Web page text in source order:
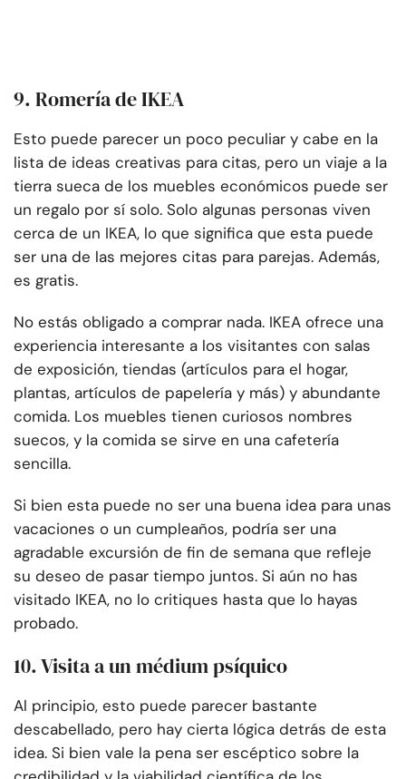
9. Romería de IKEA
Esto puede parecer un poco peculiar y cabe en la
lista de ideas creativas para citas, pero un viaje a la
tierra sueca de los muebles económicos puede ser
un regalo por sí solo. Solo algunas personas viven
cerca de un IKEA, lo que significa que esta puede
ser una de las mejores citas para parejas. Además,
es gratis.
No estás obligado a comprar nada. IKEA ofrece una
experiencia interesante a los visitantes con salas
de exposición, tiendas (artículos para el hogar,
plantas, artículos de papelería y más) y abundante
comida. Los muebles tienen curiosos nombres
suecos, y la comida se sirve en una cafetería
sencilla.
Si bien esta puede no ser una buena idea para unas
vacaciones o un cumpleaños, podría ser una
agradable excursión de fin de semana que refleje
su deseo de pasar tiempo juntos. Si aún no has
visitado IKEA, no lo critiques hasta que lo hayas
probado.
10. Visita a un médium psíquico
Al principio, esto puede parecer bastante
descabellado, pero hay cierta lógica detrás de esta
idea. Si bien vale la pena ser escéptico sobre la